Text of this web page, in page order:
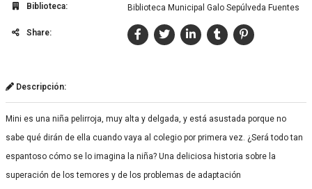
Biblioteca: Biblioteca Municipal Galo Sepúlveda Fuentes
Share:
Descripción:
Mini es una niña pelirroja, muy alta y delgada, y está asustada porque no
sabe qué dirán de ella cuando vaya al colegio por primera vez. ¿Será todo tan
espantoso cómo se lo imagina la niña? Una deliciosa historia sobre la
superación de los temores y de los problemas de adaptación